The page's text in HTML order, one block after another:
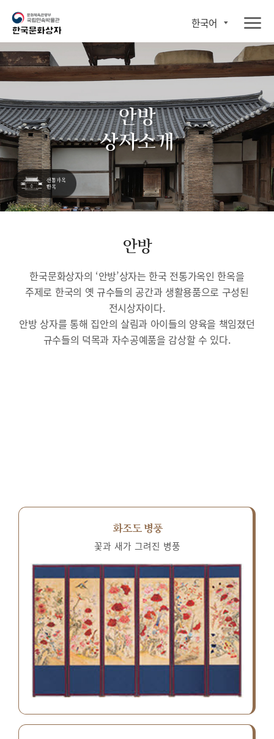
한국어
안방
상자소개
안방
한국문화상자의 ‘안방’상자는 한국 전통가옥인 한옥을
주제로 한국의 옛 규수들의 공간과 생활용품으로 구성된
전시상자이다.
안방 상자를 통해 집안의 살림과 아이들의 양육을 책임졌던
규수들의 덕목과 자수공예품을 감상할 수 있다.
화조도 병풍
꽃과 새가 그려진 병풍